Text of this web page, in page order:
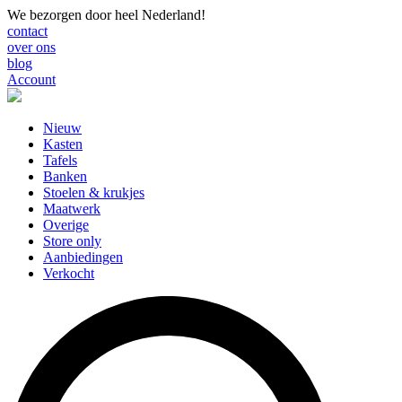
We bezorgen door heel Nederland!
contact
over ons
blog
Account
Nieuw
Kasten
Tafels
Banken
Stoelen & krukjes
Maatwerk
Overige
Store only
Aanbiedingen
Verkocht